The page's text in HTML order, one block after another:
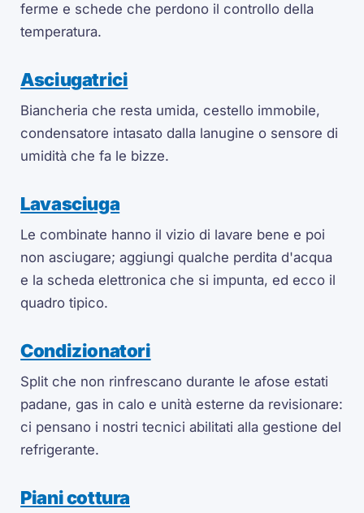
ferme e schede che perdono il controllo della
temperatura.
Asciugatrici
Biancheria che resta umida, cestello immobile,
condensatore intasato dalla lanugine o sensore di
umidità che fa le bizze.
Lavasciuga
Le combinate hanno il vizio di lavare bene e poi
non asciugare; aggiungi qualche perdita d'acqua
e la scheda elettronica che si impunta, ed ecco il
quadro tipico.
Condizionatori
Split che non rinfrescano durante le afose estati
padane, gas in calo e unità esterne da revisionare:
ci pensano i nostri tecnici abilitati alla gestione del
refrigerante.
Piani cottura